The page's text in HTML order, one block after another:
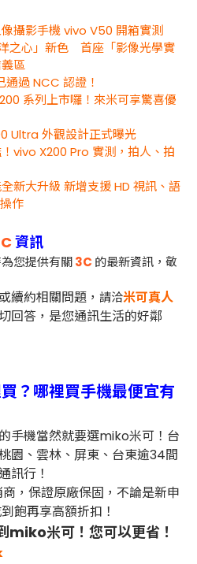
攝影手機 vivo V50 開箱實測
之心」新色 首座「影像光學實
區
過 NCC 認證！
系列上市囉！來米可享驚喜優
Ultra 外觀設計正式曝光
vivo X200 Pro 實測，拍人、拍
新大升級 新增支援 HD 視訊、語
作
資訊
您提供有關3C 的最新資訊，敬
續約相關問題， 請洽米可真人
回答，是您通訊生活的好鄰
？哪裡買手機最便宜有
手機當然就要選miko米可！台
園、雲林、屏東、台東逾34間
訊行！
，保證原廠保固，不論是新申
飽再享高額折扣！
miko米可！您可以更省！